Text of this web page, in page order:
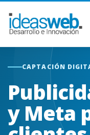
CAPTACIÓN
y Meta